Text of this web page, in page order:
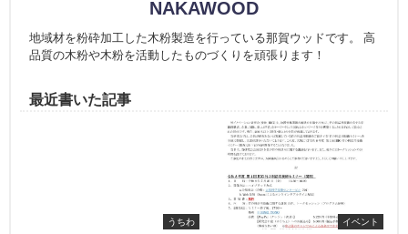
NAKAWOOD
地域材を粉砕加工した木粉製造を行っている那賀ウッドです。 高
品質の木粉や木粉を活動したものづくりを頑張ります！
最近書いた記事
うちわ イベント